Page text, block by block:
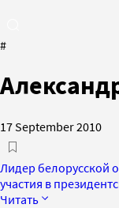
#
17 September 2010
Лидер белорусской
участия в
Читать